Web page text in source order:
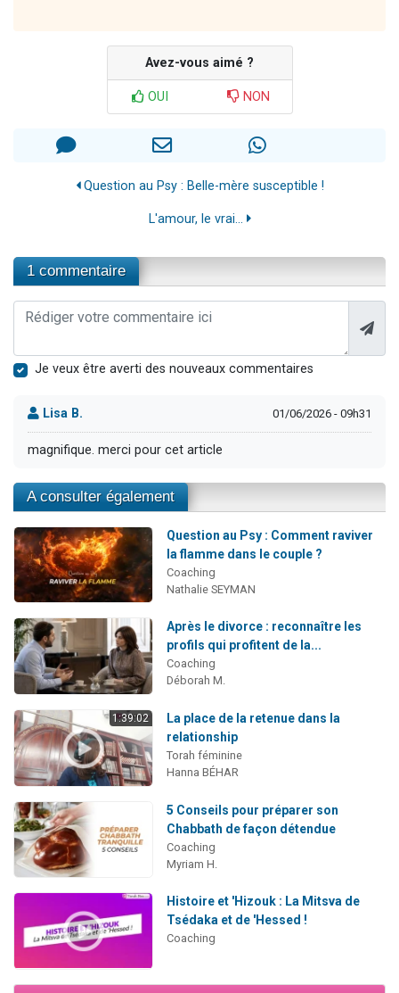
Avez-vous aimé ?
OUI NON
Question au Psy : Belle-mère susceptible !
L'amour, le vrai...
1 commentaire
Je veux être averti des nouveaux commentaires
Lisa B. 01/06/2026 - 09h31
magnifique. merci pour cet article
A consulter également
Question au Psy : Comment raviver
la flamme dans le couple ?
Coaching
Nathalie SEYMAN
Après le divorce : reconnaître les
profils qui profitent de la...
Coaching
Déborah M.
1:39:02
La place de la retenue dans la
relationship
Torah féminine
Hanna BÉHAR
5 Conseils pour préparer son
Chabbath de façon détendue
Coaching
Myriam H.
Histoire et 'Hizouk : La Mitsva de
Tsédaka et de 'Hessed !
Coaching